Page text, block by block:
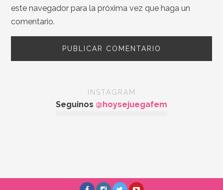
este navegador para la próxima vez que haga un
comentario.
INSTAGRAM
Seguinos @hoysejuegafem